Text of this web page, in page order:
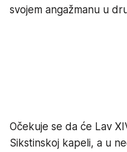
svojem angažmanu u
Očekuje se da će Lav
Sikstinskoj kapeli, a u